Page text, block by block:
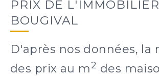
PRIX DE
BOUGIVAL
D'après nos données, la
des prix au m2 des